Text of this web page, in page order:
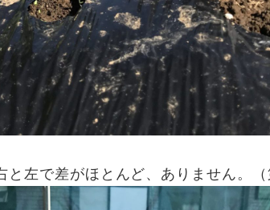
左で差がほとんど、ありません。（